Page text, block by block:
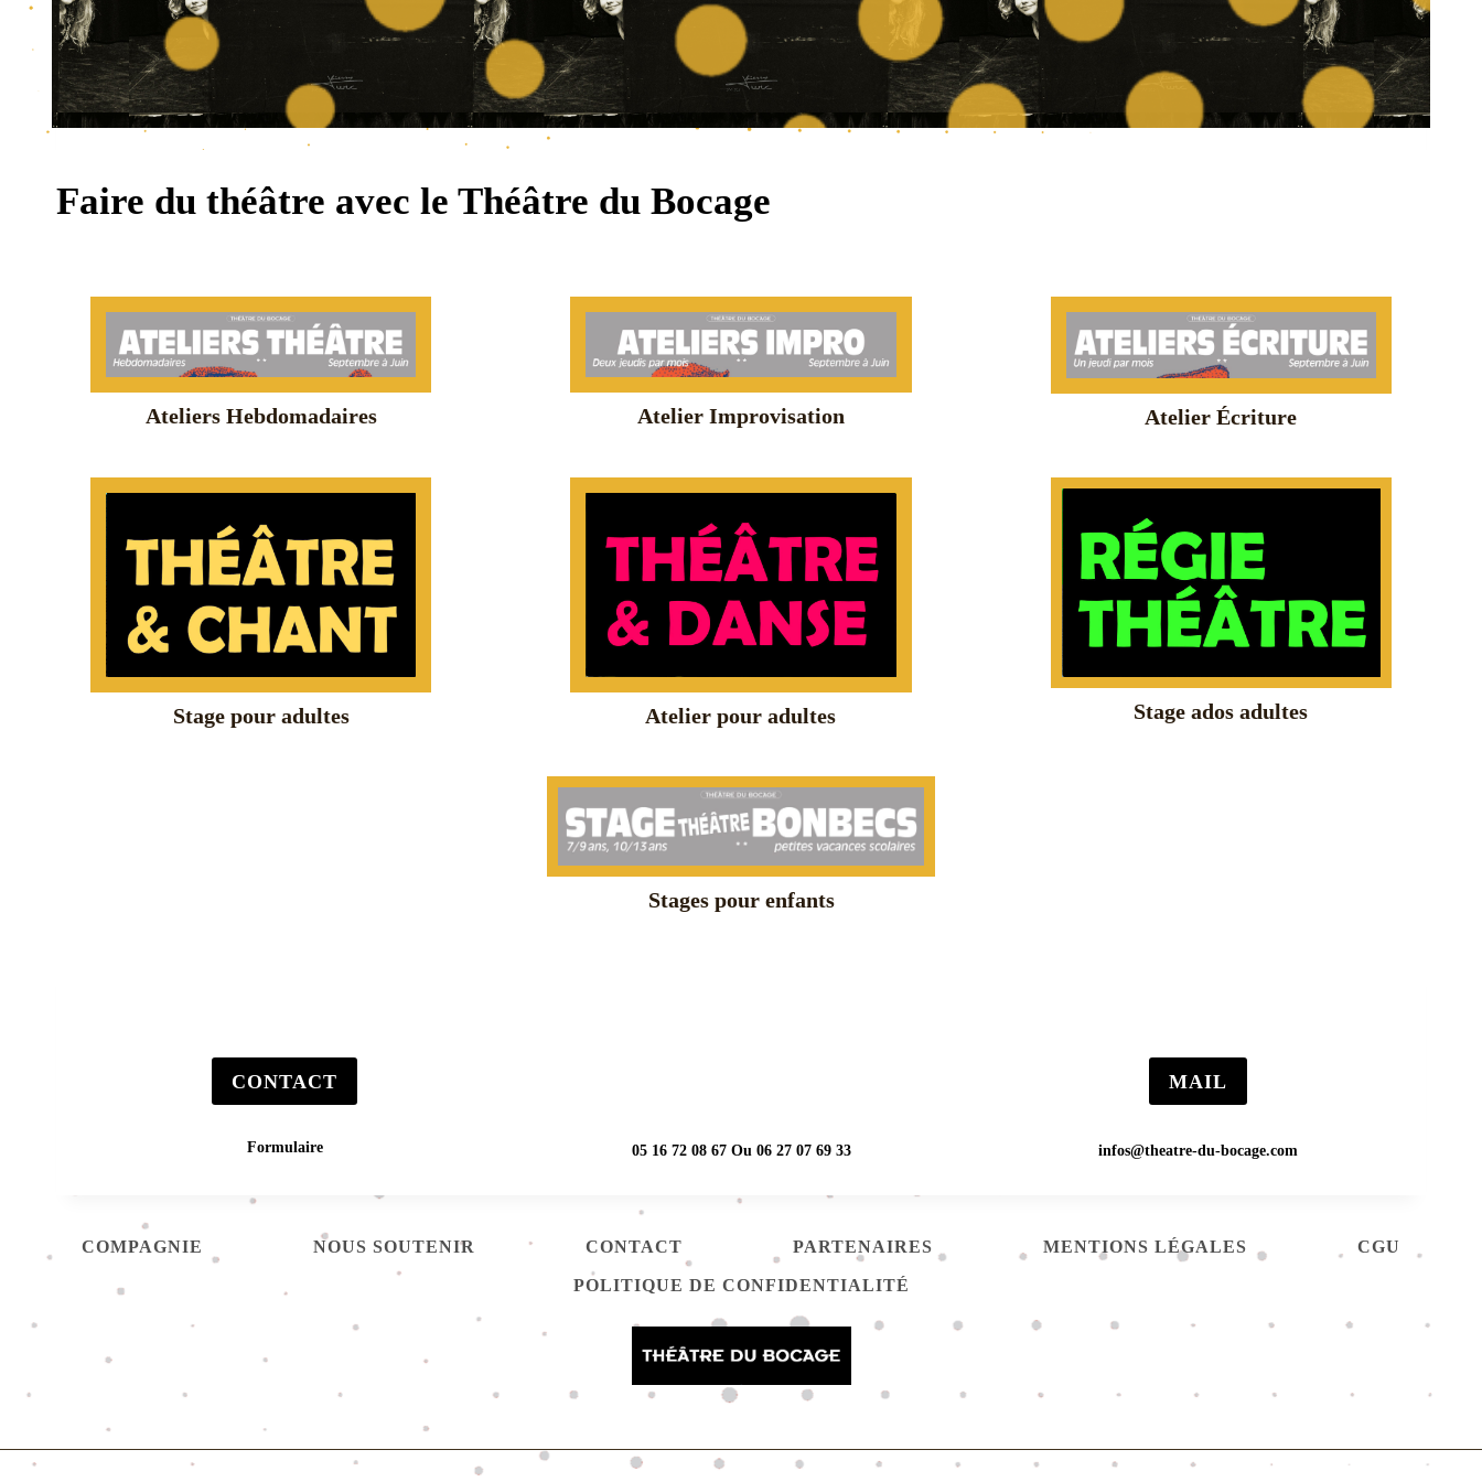
Faire du théâtre avec le Théâtre du Bocage
Ateliers Hebdomadaires Atelier Improvisation Atelier Écriture
Stage pour adultes Atelier pour adultes Stage ados adultes
Stages pour enfants
CONTACT
Formulaire 05 16 72 08 67 Ou 06 27 07 69 33
MAIL
infos@theatre-du-bocage.com
COMPAGNIE NOUS SOUTENIR CONTACT PARTENAIRES MENTIONS LÉGALES CGU
POLITIQUE DE CONFIDENTIALITÉ